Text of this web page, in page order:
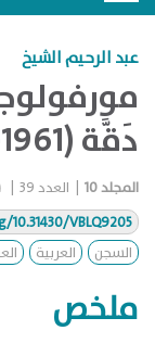
navigation
عبد الرحيم الشيخ
دَقَّة (1961-2021)
المجلد10 العدد39
VBLQ9205
السجن
العربية
ملخص